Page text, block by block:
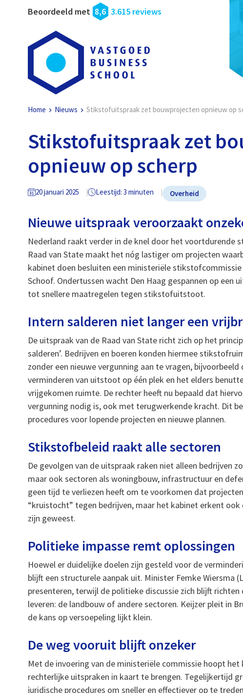
Beoordeeld met 8,6 3.615 reviews
Home Nieuws Stikstofuitspraak zet bouwprojecten opnieuw op
Stikstofuitspraak zet
opnieuw op scherp
20 januari 2025 Leestijd: 3 minuten Overheid
Nieuwe uitspraak veroorzaakt
Nederland raakt verder in de knel door het voortdurende
Raad van State maakt het nóg lastiger om projecten
kabinet doen besluiten een ministeriële
Schoof. Ondertussen wacht Den Haag gespannen op een
tot snellere maatregelen tegen stikstofuitstoot.
Intern salderen niet langer een
De uitspraak van de Raad van State richt zich op het
salderen’. Bedrijven en boeren konden hiermee
zonder een nieuwe vergunning aan te vragen,
verminderen van uitstoot op één plek en het elders
vrijgekomen ruimte. De rechter heeft nu bepaald dat
vergunning nodig is, ook met terugwerkende kracht. Dit
procedures voor lopende projecten en nieuwe plannen.
Stikstofbeleid raakt alle sectoren
De gevolgen van de uitspraak raken niet alleen bedrijven
maar ook sectoren als woningbouw, infrastructuur en
geen tijd te verliezen heeft om te voorkomen dat
“kruistocht” tegen bedrijven, maar het kabinet erkent
zijn geweest.
Politieke impasse remt oplossingen
Hoewel er duidelijke doelen zijn gesteld voor de
blijft een structurele aanpak uit. Minister Femke Wiersma
presenteren, terwijl de politieke discussie zich blijft
leveren: de landbouw of andere sectoren. Keijzer pleit in
de kans op versoepeling lijkt klein.
De weg vooruit blijft onzeker
Met de invoering van de ministeriële commissie hoopt
rechterlijke uitspraken in kaart te brengen. Tegelijkertijd
juridische procedures om sneller en effectiever op te